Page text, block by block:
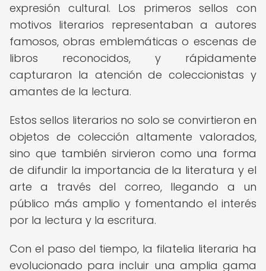
expresión cultural. Los primeros sellos con
motivos literarios representaban a autores
famosos, obras emblemáticas o escenas de
libros reconocidos, y rápidamente
capturaron la atención de coleccionistas y
amantes de la lectura.
Estos sellos literarios no solo se convirtieron en
objetos de colección altamente valorados,
sino que también sirvieron como una forma
de difundir la importancia de la literatura y el
arte a través del correo, llegando a un
público más amplio y fomentando el interés
por la lectura y la escritura.
Con el paso del tiempo, la filatelia literaria ha
evolucionado para incluir una amplia gama